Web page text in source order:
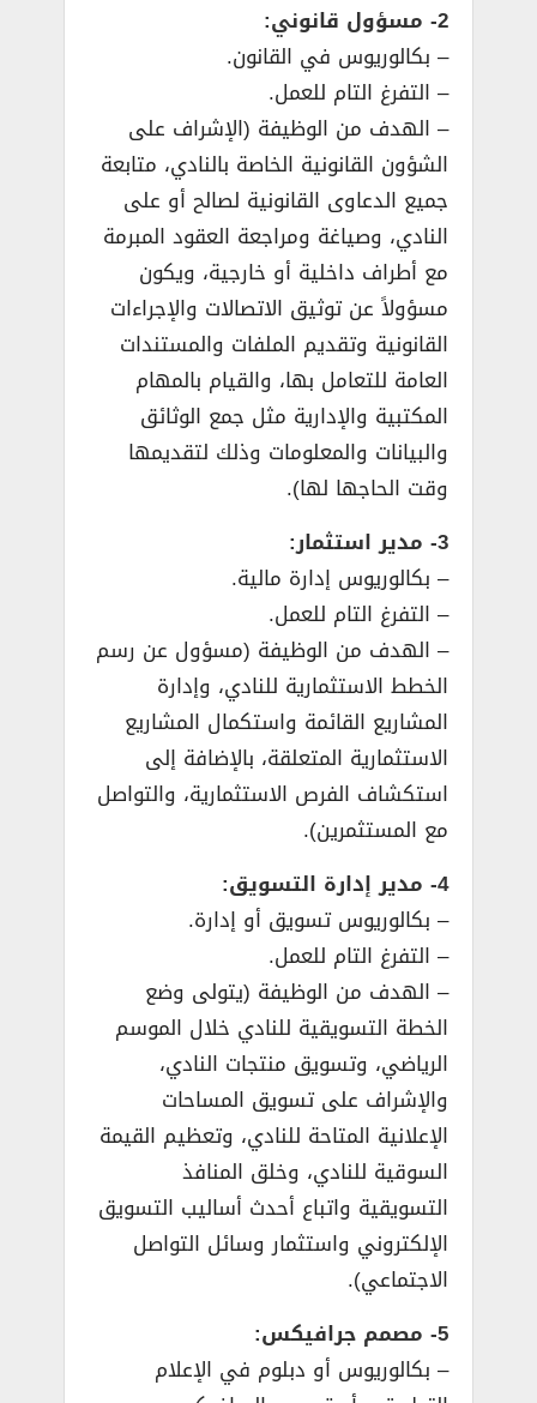
2- مسؤول قانوني:
– بكالوريوس في القانون.
– التفرغ التام للعمل.
– الهدف من الوظيفة (الإشراف على
الشؤون القانونية الخاصة بالنادي، متابعة
جميع الدعاوى القانونية لصالح أو على
النادي، وصياغة ومراجعة العقود المبرمة
مع أطراف داخلية أو خارجية، ويكون
مسؤولاً عن توثيق الاتصالات والإجراءات
القانونية وتقديم الملفات والمستندات
العامة للتعامل بها، والقيام بالمهام
المكتبية والإدارية مثل جمع الوثائق
والبيانات والمعلومات وذلك لتقديمها
وقت الحاجها لها).
3- مدير استثمار:
– بكالوريوس إدارة مالية.
– التفرغ التام للعمل.
– الهدف من الوظيفة (مسؤول عن رسم
الخطط الاستثمارية للنادي، وإدارة
المشاريع القائمة واستكمال المشاريع
الاستثمارية المتعلقة، بالإضافة إلى
استكشاف الفرص الاستثمارية، والتواصل
مع المستثمرين).
4- مدير إدارة التسويق:
– بكالوريوس تسويق أو إدارة.
– التفرغ التام للعمل.
– الهدف من الوظيفة (يتولى وضع
الخطة التسويقية للنادي خلال الموسم
الرياضي، وتسويق منتجات النادي،
والإشراف على تسويق المساحات
الإعلانية المتاحة للنادي، وتعظيم القيمة
السوقية للنادي، وخلق المنافذ
التسويقية واتباع أحدث أساليب التسويق
الإلكتروني واستثمار وسائل التواصل
الاجتماعي).
5- مصمم جرافيكس:
– بكالوريوس أو دبلوم في الإعلام